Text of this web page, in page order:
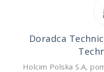
Doradca
Holcim Polska S.A,